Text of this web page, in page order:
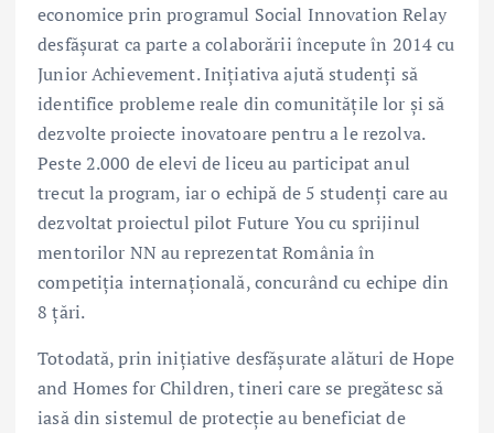
economice prin programul Social Innovation Relay
desfășurat ca parte a colaborării începute în 2014 cu
Junior Achievement. Inițiativa ajută studenți să
identifice probleme reale din comunitățile lor și să
dezvolte proiecte inovatoare pentru a le rezolva.
Peste 2.000 de elevi de liceu au participat anul
trecut la program, iar o echipă de 5 studenți care au
dezvoltat proiectul pilot Future You cu sprijinul
mentorilor NN au reprezentat România în
competiția internațională, concurând cu echipe din
8 țări.
Totodată, prin inițiative desfășurate alături de Hope
and Homes for Children, tineri care se pregătesc să
iasă din sistemul de protecție au beneficiat de